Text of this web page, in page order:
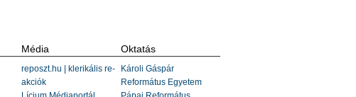
Média
reposzt.hu | klerikális re-
akciók
Oktatás
Károli Gáspár
Református Egyetem